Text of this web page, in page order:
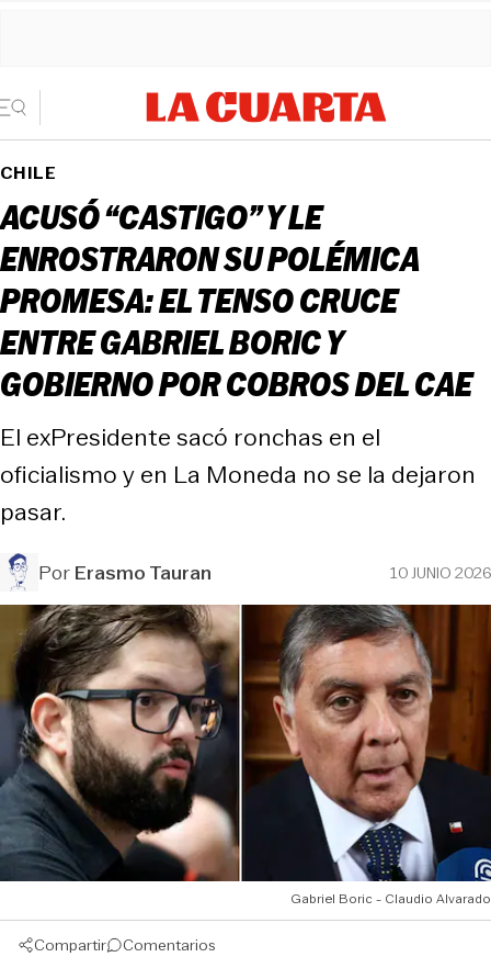
CHILE
ACUSÓ “CASTIGO” Y LE
ENROSTRARON SU POLÉMICA
PROMESA: EL TENSO CRUCE
ENTRE GABRIEL BORIC Y
GOBIERNO POR COBROS DEL CAE
El exPresidente sacó ronchas en el
oficialismo y en La Moneda no se la dejaron
pasar.
PorErasmo Tauran 10 JUNIO 2026
Gabriel Boric - Claudio Alvarado
Compartir Comentarios